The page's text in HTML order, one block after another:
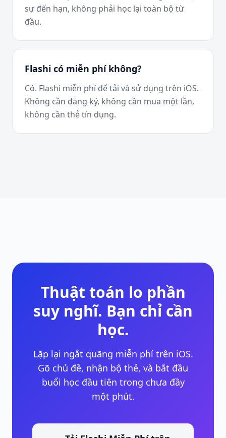
sự đến hạn, không phải học lại toàn bộ từ
đầu.
Flashi có miễn phí không?
Có. Flashi miễn phí để tải và sử dụng trên iOS.
Không cần đăng ký, không cần mua một lần,
không cần thẻ tín dụng.
Thuật toán lo phần
suy nghĩ. Bạn chỉ cần
học.
Lặp lại ngắt quãng miễn phí trên iOS.
Gõ chủ đề, nhận bộ thẻ, và bắt đầu
buổi học đầu tiên trong chưa đầy
một phút.